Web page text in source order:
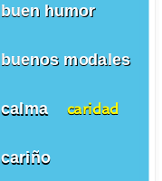
buen humor
buenos modales
calma caridad
cariño